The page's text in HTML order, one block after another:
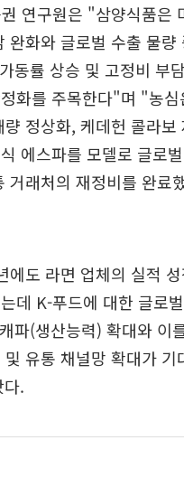
연구원은 "삼양식품은
완화와 글로벌 수출 물량
동률 상승 및 고정비 부
화를 주목한다"며 "농심
정상화, 케데헌 콜라보
에스파를 모델로 글로
거래처의 재정비를 완료
에도 라면 업체의 실적
데 K-푸드에 대한 글로
파(생산능력) 확대와 이
유통 채널망 확대가 기
.